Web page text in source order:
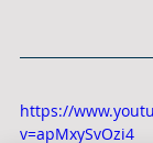
https://
v=apMxySvOzi4